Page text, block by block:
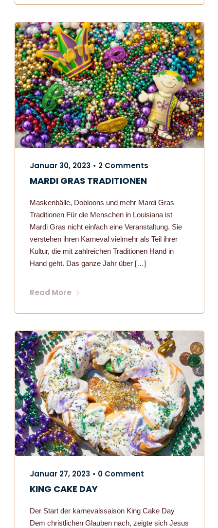
Januar 30, 2023 • 2 Comments
MARDI GRAS TRADITIONEN
Maskenbälle, Dobloons und mehr Mardi Gras
Traditionen Für die Menschen in Louisiana ist
Mardi Gras nicht einfach eine Veranstaltung. Sie
verstehen ihren Karneval vielmehr als Teil ihrer
Kultur, die mit zahlreichen Traditionen Hand in
Hand geht. Das ganze Jahr über […]
Read More
Januar 27, 2023 • 0 Comment
KING CAKE DAY
Der Start der karnevalssaison King Cake Day
Dem christlichen Glauben nach, zeigte sich Jesus